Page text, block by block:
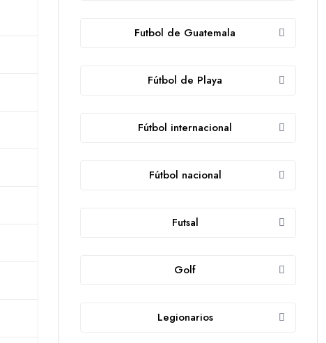
Futbol de Guatemala
Fútbol de Playa
Fútbol internacional
Fútbol nacional
Futsal
Golf
Legionarios